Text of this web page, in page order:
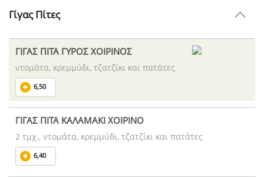
Γίγας Πίτες
ΓΙΓΑΣ ΠΙΤΑ ΓΥΡΟΣ ΧΟΙΡΙΝΟΣ
ντομάτα, κρεμμύδι, τζατζίκι και πατάτες
6,50
ΓΙΓΑΣ ΠΙΤΑ ΚΑΛΑΜΑΚΙ ΧΟΙΡΙΝΟ
2 τμχ., ντομάτα, κρεμμύδι, τζατζίκι και πατάτες
6,40